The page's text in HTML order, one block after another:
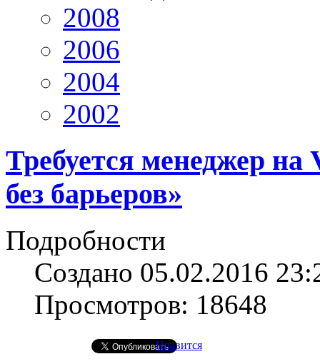
2008
2006
2004
2002
Требуется менеджер
без барьеров»
Подробности
Создано 05.02.2016
Просмотров: 18648
Нравится